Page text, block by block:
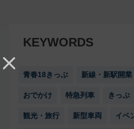
KEYWORDS
青春18きっぷ 新線・新駅開業
おでかけ 特急列車 きっぷ
観光・旅行 新型車両 イベ